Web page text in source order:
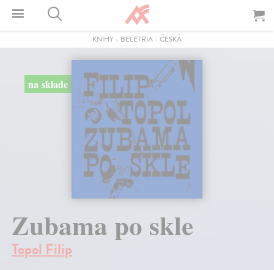
KNIHY - BELETRIA - ČESKÁ
na sklade
Zubama po skle
Topol Filip